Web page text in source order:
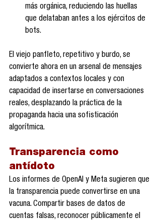
más orgánica, reduciendo las huellas
que delataban antes a los ejércitos de
bots.
El viejo panfleto, repetitivo y burdo, se
convierte ahora en un arsenal de mensajes
adaptados a contextos locales y con
capacidad de insertarse en conversaciones
reales, desplazando la práctica de la
propaganda hacia una sofisticación
algorítmica.
Transparencia como
antídoto
Los informes de OpenAI y Meta sugieren que
la transparencia puede convertirse en una
vacuna. Compartir bases de datos de
cuentas falsas, reconocer públicamente el